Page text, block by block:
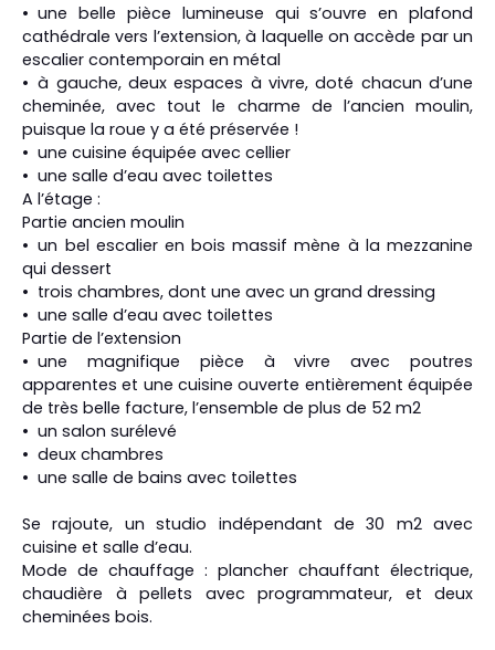
une belle pièce lumineuse qui s’ouvre en plafond
cathédrale vers l’extension, à laquelle on accède par un
escalier contemporain en métal
à gauche, deux espaces à vivre, doté chacun d’une
cheminée, avec tout le charme de l’ancien moulin,
puisque la roue y a été préservée !
une cuisine équipée avec cellier
une salle d’eau avec toilettes
A l’étage :
Partie ancien moulin
un bel escalier en bois massif mène à la mezzanine
qui dessert
trois chambres, dont une avec un grand dressing
une salle d’eau avec toilettes
Partie de l’extension
une magnifique pièce à vivre avec poutres
apparentes et une cuisine ouverte entièrement équipée
de très belle facture, l’ensemble de plus de 52 m2
un salon surélevé
deux chambres
une salle de bains avec toilettes
Se rajoute, un studio indépendant de 30 m2 avec
cuisine et salle d’eau.
Mode de chauffage : plancher chauffant électrique,
chaudière à pellets avec programmateur, et deux
cheminées bois.